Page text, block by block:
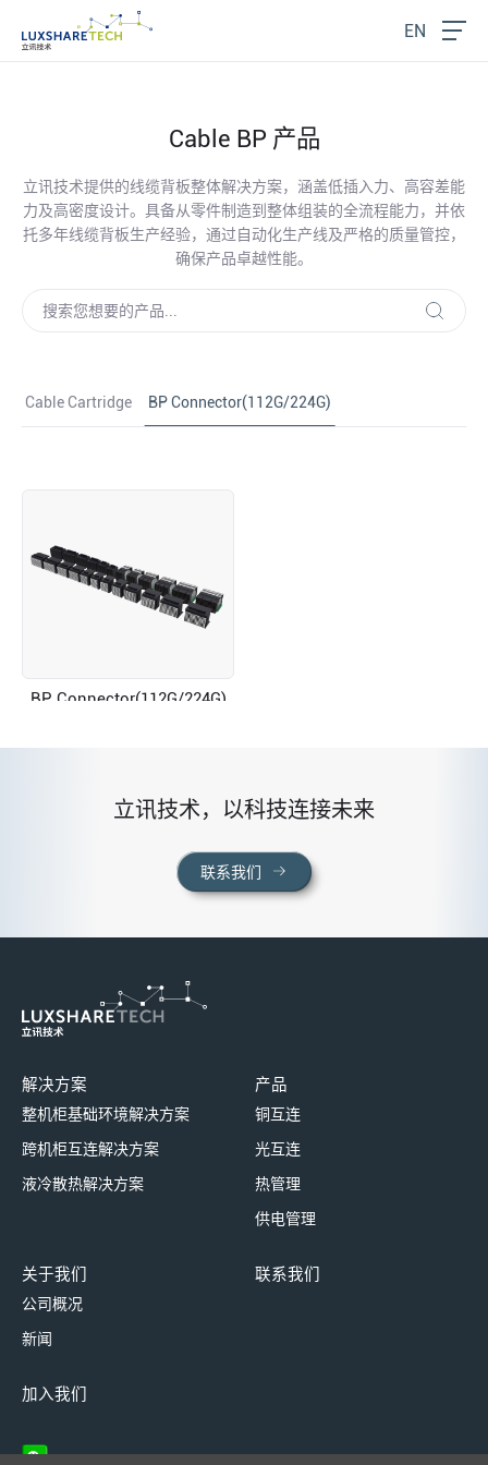
EN
Cable BP 产品
立讯技术提供的线缆背板整体解决方案，涵盖低插入力、高容差能
力及高密度设计。具备从零件制造到整体组装的全流程能力，并依
托多年线缆背板生产经验，通过自动化生产线及严格的质量管控，
确保产品卓越性能。
Cable Cartridge BP Connector(112G/224G)
BP Connector(112G/224G)
立讯技术，以科技连接未来
联系我们
解决方案
整机柜基础环境解决方案
跨机柜互连解决方案
液冷散热解决方案
产品
铜互连
光互连
热管理
供电管理
关于我们
公司概况
新闻
联系我们
加入我们